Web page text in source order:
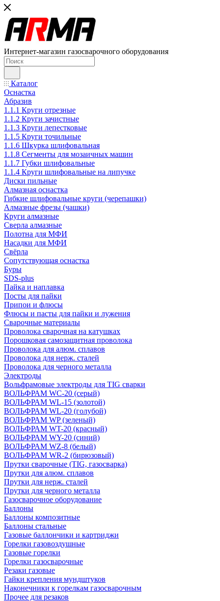
Интернет-магазин газосварочного оборудования
Каталог
Оснастка
Абразив
1.1.1 Круги отрезные
1.1.2 Круги зачистные
1.1.3 Круги лепестковые
1.1.5 Круги точильные
1.1.6 Шкурка шлифовальная
1.1.8 Сегменты для мозаичных машин
1.1.7 Губки шлифовальные
1.1.4 Круги шлифовальные на липучке
Диски пильные
Алмазная оснастка
Гибкие шлифовальные круги (черепашки)
Алмазные фрезы (чашки)
Круги алмазные
Сверла алмазные
Полотна для МФИ
Насадки для МФИ
Свёрла
Сопутствующая оснастка
Буры
SDS-plus
Пайка и наплавка
Посты для пайки
Припои и флюсы
Флюсы и пасты для пайки и лужения
Сварочные материалы
Проволока сварочная на катушках
Порошковая самозащитная проволока
Проволока для алюм. сплавов
Проволока для нерж. сталей
Проволока для черного металла
Электроды
Вольфрамовые электроды для TIG сварки
ВОЛЬФРАМ WC-20 (серый)
ВОЛЬФРАМ WL-15 (золотой)
ВОЛЬФРАМ WL-20 (голубой)
ВОЛЬФРАМ WP (зеленый)
ВОЛЬФРАМ WT-20 (красный)
ВОЛЬФРАМ WY-20 (синий)
ВОЛЬФРАМ WZ-8 (белый)
ВОЛЬФРАМ WR-2 (бирюзовый)
Прутки сварочные (TIG, газосварка)
Прутки для алюм. сплавов
Прутки для нерж. сталей
Прутки для черного металла
Газосварочное оборудование
Баллоны
Баллоны композитные
Баллоны стальные
Газовые баллончики и картриджи
Горелки газовоздушные
Газовые горелки
Горелки газосварочные
Резаки газовые
Гайки крепления мундштуков
Наконечники к горелкам газосварочным
Прочее для резаков